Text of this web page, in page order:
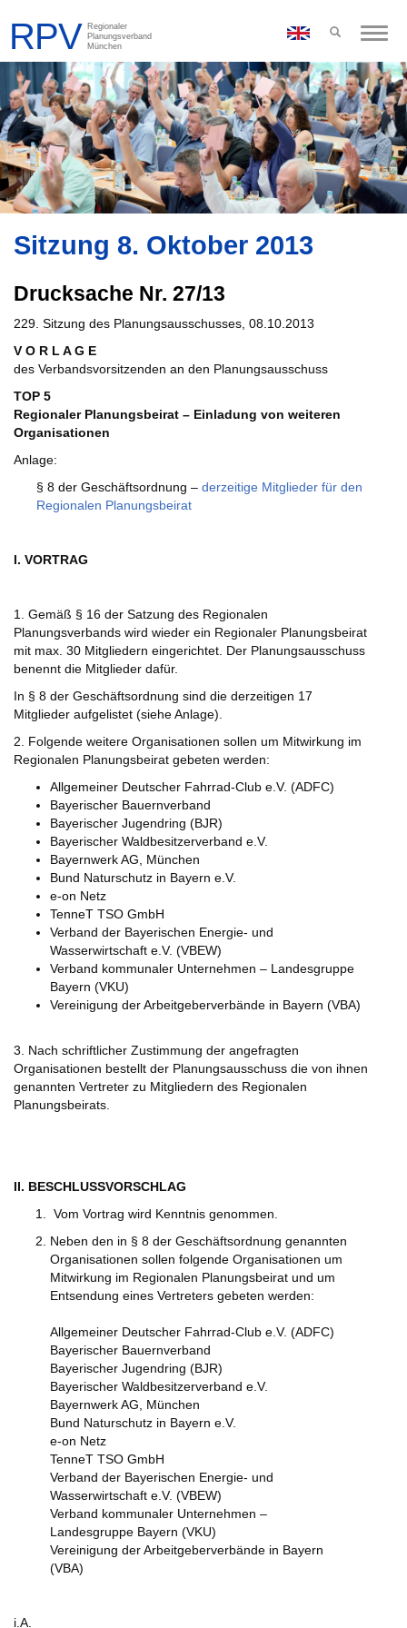
Toggle
Sitzung 8. Oktober 2013
Drucksache Nr. 27/13
229. Sitzung des Planungsausschusses, 08.10.2013
V O R L A G E
des Verbandsvorsitzenden an den Planungsausschuss
TOP 5
Regionaler Planungsbeirat – Einladung von weiteren
Organisationen
Anlage:
§ 8 der Geschäftsordnung – derzeitige Mitglieder für den
Regionalen Planungsbeirat
I. VORTRAG
1. Gemäß § 16 der Satzung des Regionalen
Planungsverbands wird wieder ein Regionaler Planungsbeirat
mit max. 30 Mitgliedern eingerichtet. Der Planungsausschuss
benennt die Mitglieder dafür.
In § 8 der Geschäftsordnung sind die derzeitigen 17
Mitglieder aufgelistet (siehe Anlage).
2. Folgende weitere Organisationen sollen um Mitwirkung im
Regionalen Planungsbeirat gebeten werden:
Allgemeiner Deutscher Fahrrad-Club e.V. (ADFC)
Bayerischer Bauernverband
Bayerischer Jugendring (BJR)
Bayerischer Waldbesitzerverband e.V.
Bayernwerk AG, München
Bund Naturschutz in Bayern e.V.
e-on Netz
TenneT TSO GmbH
Verband der Bayerischen Energie- und
Wasserwirtschaft e.V. (VBEW)
Verband kommunaler Unternehmen – Landesgruppe
Bayern (VKU)
Vereinigung der Arbeitgeberverbände in Bayern (VBA)
3. Nach schriftlicher Zustimmung der angefragten
Organisationen bestellt der Planungsausschuss die von ihnen
genannten Vertreter zu Mitgliedern des Regionalen
Planungsbeirats.
II. BESCHLUSSVORSCHLAG
Vom Vortrag wird Kenntnis genommen.
Neben den in § 8 der Geschäftsordnung genannten
Organisationen sollen folgende Organisationen um
Mitwirkung im Regionalen Planungsbeirat und um
Entsendung eines Vertreters gebeten werden:
Allgemeiner Deutscher Fahrrad-Club e.V. (ADFC)
Bayerischer Bauernverband
Bayerischer Jugendring (BJR)
Bayerischer Waldbesitzerverband e.V.
Bayernwerk AG, München
Bund Naturschutz in Bayern e.V.
e-on Netz
TenneT TSO GmbH
Verband der Bayerischen Energie- und
Wasserwirtschaft e.V. (VBEW)
Verband kommunaler Unternehmen –
Landesgruppe Bayern (VKU)
Vereinigung der Arbeitgeberverbände in Bayern
(VBA)
i.A.